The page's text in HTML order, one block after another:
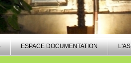
ESPACE DOCUMENTATION